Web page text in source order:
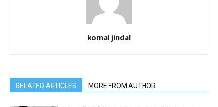
komal jindal
RELATED ARTICLES MORE FROM AUTHOR